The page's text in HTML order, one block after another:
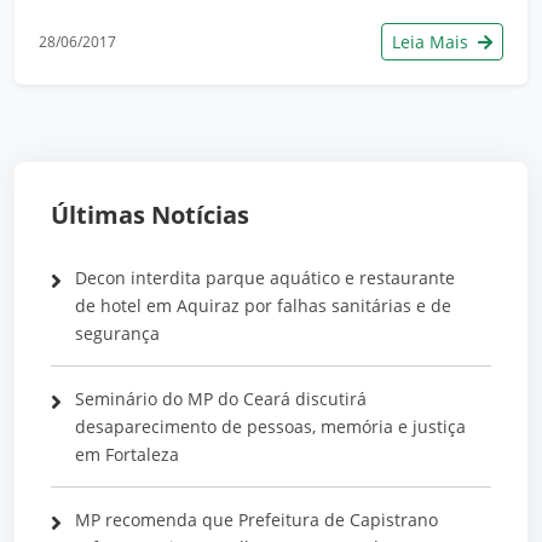
28/06/2017 Leia Mais
Últimas Notícias
Decon interdita parque aquático e restaurante
de hotel em Aquiraz por falhas sanitárias e de
segurança
Seminário do MP do Ceará discutirá
desaparecimento de pessoas, memória e justiça
em Fortaleza
MP recomenda que Prefeitura de Capistrano